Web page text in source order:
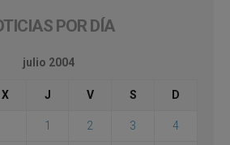
POR DÍA
julio 2004
X J V S D
1 2 3 4